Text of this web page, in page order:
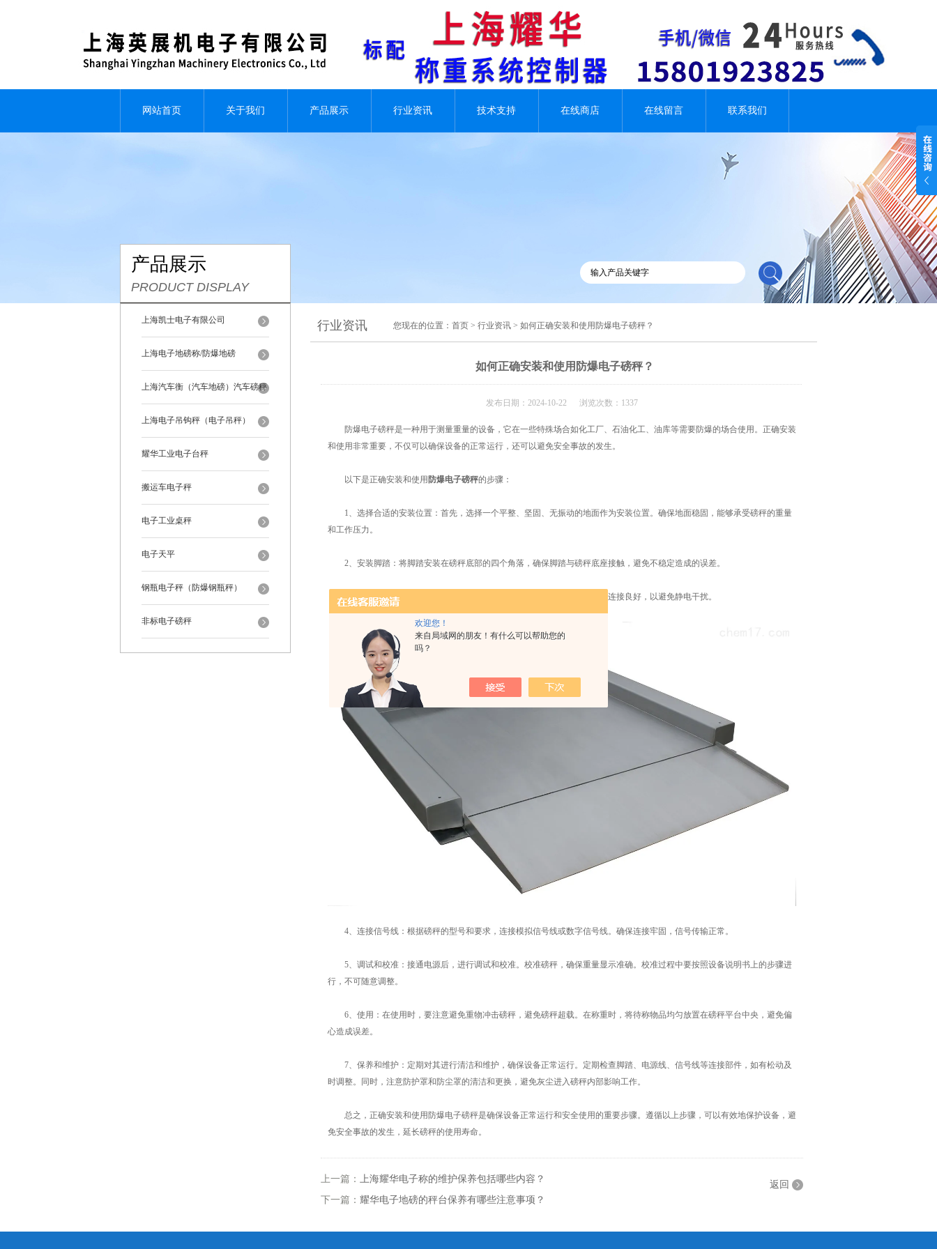
欢迎您！
来自局域网的朋友！有什么可以帮助您的
吗？
网站首页 关于我们 产品展示 行业资讯 技术支持 在线商店 在线留言 联系我们
产品展示
PRODUCT DISPLAY
上海凯士电子有限公司
上海电子地磅称/防爆地磅
上海汽车衡（汽车地磅）汽车磅秤
上海电子吊钩秤（电子吊秤）
耀华工业电子台秤
搬运车电子秤
电子工业桌秤
电子天平
钢瓶电子秤（防爆钢瓶秤）
非标电子磅秤
行业资讯 您现在的位置： 首页 > 行业资讯 > 如何正确安装和使用防爆电子磅秤？
如何正确安装和使用防爆电子磅秤？
发布日期：2024-10-22 浏览次数：1337
防爆电子磅秤是一种用于测量重量的设备，它在一些特殊场合如化工厂、石油化工、油库等需要防爆的场合使用。正确安装
和使用非常重要，不仅可以确保设备的正常运行，还可以避免安全事故的发生。
以下是正确安装和使用 防爆电子磅秤的步骤：
1、选择合适的安装位置：首先，选择一个平整、坚固、无振动的地面作为安装位置。确保地面稳固，能够承受磅秤的重量
和工作压力。
2、安装脚踏：将脚踏安装在磅秤底部的四个角落，确保脚踏与磅秤底座接触，避免不稳定造成的误差。
3、连接电源：将磅秤的电源线插入电源插座，接通电源。确认电源接地连接良好，以避免静电干扰。
4、连接信号线：根据磅秤的型号和要求，连接模拟信号线或数字信号线。确保连接牢固，信号传输正常。
5、调试和校准：接通电源后，进行调试和校准。校准磅秤，确保重量显示准确。校准过程中要按照设备说明书上的步骤进
行，不可随意调整。
6、使用：在使用时，要注意避免重物冲击磅秤，避免磅秤超载。在称重时，将待称物品均匀放置在磅秤平台中央，避免偏
心造成误差。
7、保养和维护：定期对其进行清洁和维护，确保设备正常运行。定期检查脚踏、电源线、信号线等连接部件，如有松动及
时调整。同时，注意防护罩和防尘罩的清洁和更换，避免灰尘进入磅秤内部影响工作。
总之，正确安装和使用防爆电子磅秤是确保设备正常运行和安全使用的重要步骤。遵循以上步骤，可以有效地保护设备，避
免安全事故的发生，延长磅秤的使用寿命。
上一篇：
上海耀华电子称的维护保养包括哪些内容？
下一篇： 耀华电子地磅的秤台保养有哪些注意事项？
返回